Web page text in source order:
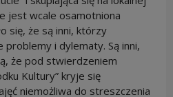
jest wcale osamotniona
się, że są inni, którzy
problemy i dylematy. Są inni,
że pod stwierdzeniem
Kultury” kryje się
niemożliwa do streszczenia